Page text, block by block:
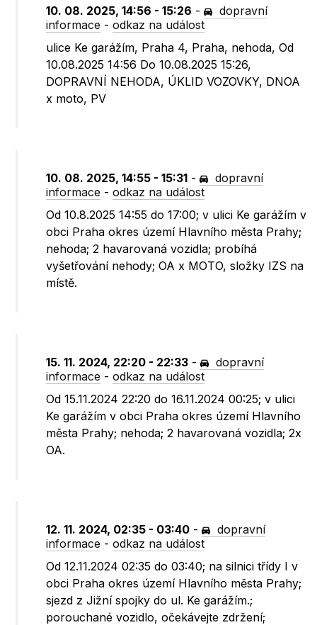
10. 08. 2025, 14:56 - 15:26 -
dopravní
informace -odkaz na událost
ulice Ke garážím, Praha 4, Praha, nehoda, Od
10.08.2025 14:56 Do 10.08.2025 15:26,
DOPRAVNÍ NEHODA, ÚKLID VOZOVKY, DNOA
x moto, PV
10. 08. 2025, 14:55 - 15:31 -
dopravní
informace -odkaz na událost
Od 10.8.2025 14:55 do 17:00; v ulici Ke garážím v
obci Praha okres území Hlavního města Prahy;
nehoda; 2 havarovaná vozidla; probíhá
vyšetřování nehody; OA x MOTO, složky IZS na
místě.
15. 11. 2024, 22:20 - 22:33 -
dopravní
informace -odkaz na událost
Od 15.11.2024 22:20 do 16.11.2024 00:25; v ulici
Ke garážím v obci Praha okres území Hlavního
města Prahy; nehoda; 2 havarovaná vozidla; 2x
OA.
12. 11. 2024, 02:35 - 03:40 -
dopravní
informace -odkaz na událost
Od 12.11.2024 02:35 do 03:40; na silnici třídy I v
obci Praha okres území Hlavního města Prahy;
sjezd z Jižní spojky do ul. Ke garážím.;
porouchané vozidlo, očekávejte zdržení;